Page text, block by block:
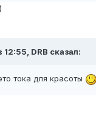
DRB сказал:
тока для красоты